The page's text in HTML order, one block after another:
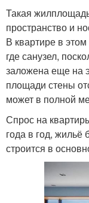
Такая
пространство и
В квартире в этом
где санузел,
заложена еще на
площади стены
может в полной
Спрос на
года в год, жильё
строится в